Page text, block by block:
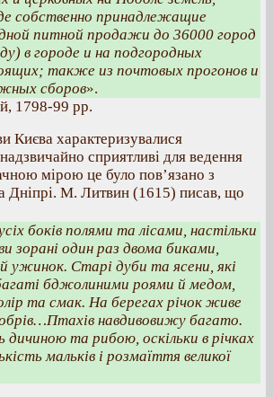
собственно принадлежащие
питной продажи до 36000 город
в городе и на подгородных
также из почтовых прогонов и
сборов».
1798-99 рр.
Києва характеризувалися
сприятливі для ведення
мірою це було пов’язано з
Дніпрі. М. Литвин (1615) писав, що
боків полями та лісами, настільки
зорані один раз двома биками,
ужинок. Старі дуби та ясени, які
бджолиними роями й медом,
та смак. На берегах річок живе
навдивовижу багато.
та рибою, оскільки в річках
мальків і розмаїття великої